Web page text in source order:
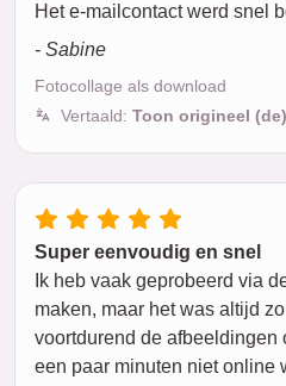
Het e-mailcontact werd snel
- Sabine
Fotocollage als download
Vertaald: Toon origineel (de)
Super eenvoudig en snel
Ik heb vaak geprobeerd via
maken, maar het was altijd
voortdurend de
een paar minuten niet online